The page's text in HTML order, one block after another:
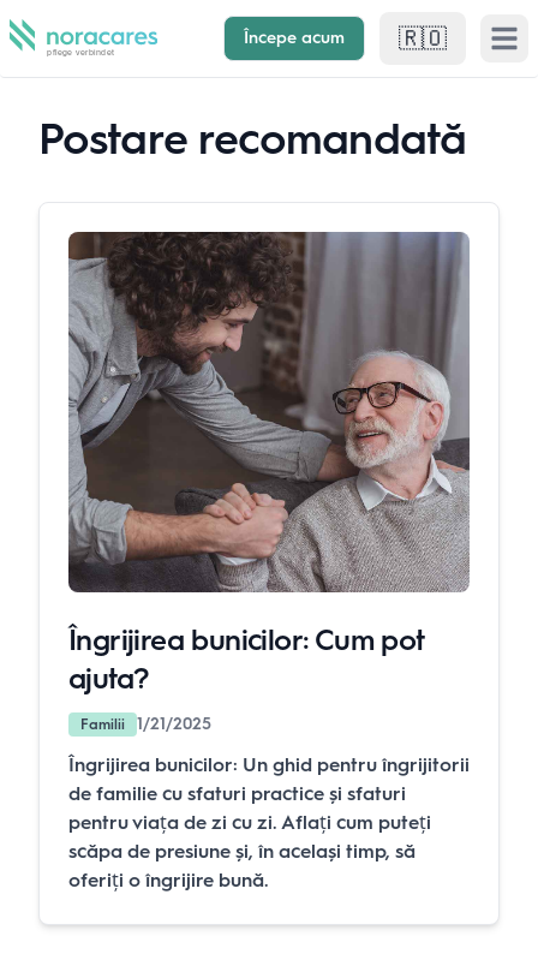
Începe acum 🇷🇴 Open
Postare recomandată
Îngrijirea bunicilor: Cum pot
ajuta?
Familii 1/21/2025
Îngrijirea bunicilor: Un ghid pentru îngrijitorii
de familie cu sfaturi practice și sfaturi
pentru viața de zi cu zi. Aflați cum puteți
scăpa de presiune și, în același timp, să
oferiți o îngrijire bună.